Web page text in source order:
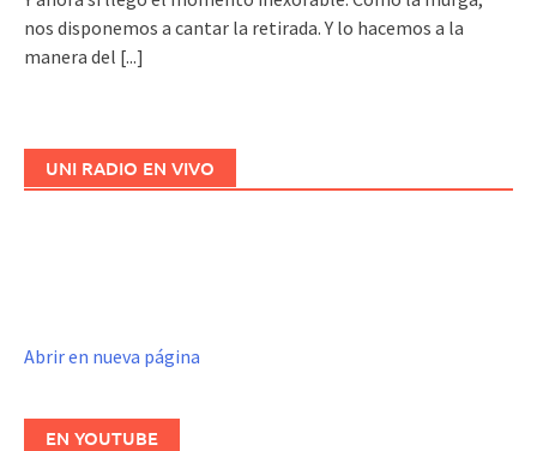
nos disponemos a cantar la retirada. Y lo hacemos a la
manera del [...]
UNI RADIO EN VIVO
Abrir en nueva página
EN YOUTUBE